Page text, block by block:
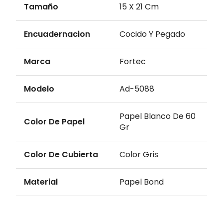
Tamaño 15 X 21 Cm
Encuadernacion Cocido Y Pegado
Marca Fortec
Modelo Ad-5088
Color De Papel
Papel Blanco De 60
Gr
Color De Cubierta Color Gris
Material Papel Bond